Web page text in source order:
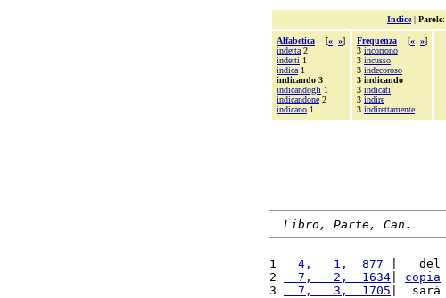
Indice| Parole:
Alfabetica [« »]
indetta 2
indetti 1
indica 1
indicando 3
indicandogli 1
indicandone 2
indicano 1
Frequenza [« »]
3 incorrono
3 incusso
3 indecoroso
3 indicando
3 indicati
3 indire
3 indirettamente
Libro, Parte, Can.
1
  4,   1,  877
|   del
2
  7,   2,  1634
copia
3
  7,   3,  1705
|  sarà